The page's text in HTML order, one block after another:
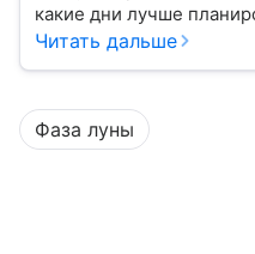
какие дни лучше
когда стоит уделить
Читать дальше
Фаза луны